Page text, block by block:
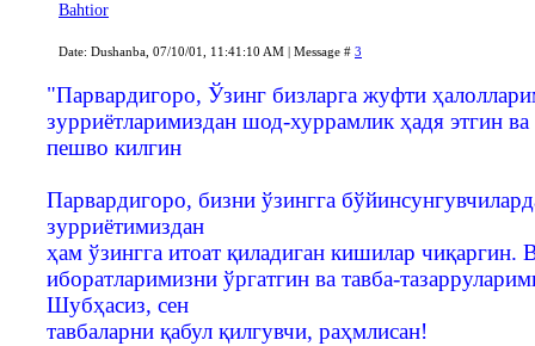
Bahtior
Date: Dushanba, 07/10/01, 11:41:10 AM | Message # 3
"Парвардигоро, Ўзинг бизларга жуфти
зурриётларимиздан шод-хуррамлик ҳадя этгин ва
пешво килгин
Парвардигоро, бизни ўзингга
зурриётимиздан
ҳам ўзингга итоат қиладиган кишилар чиқаргин.
иборатларимизни ўргатгин ва тавба-
Шубҳасиз, сен
тавбаларни қабул қилгувчи, раҳмлисан!